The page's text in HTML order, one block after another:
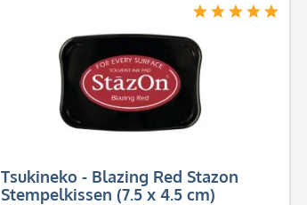
Tsukineko - Blazing Red Stazon
Stempelkissen (7.5 x 4.5 cm)